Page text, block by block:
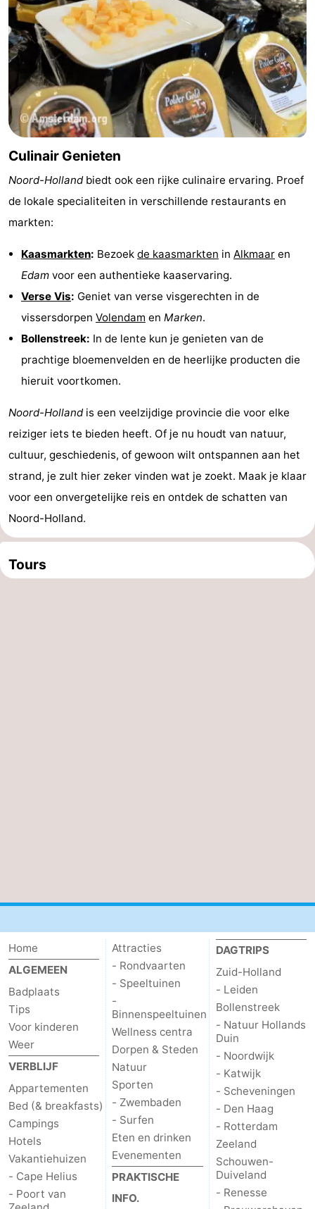
Culinair Genieten
Noord-Hollandbiedt ook een rijke culinaire ervaring. Proef
de lokale specialiteiten in verschillende restaurants en
markten:
Kaasmarkten: Bezoek de kaasmarkten in Alkmaar en
Edam voor een authentieke kaaservaring.
Verse Vis: Geniet van verse visgerechten in de
vissersdorpen Volendam en Marken.
Bollenstreek: In de lente kun je genieten van de
prachtige bloemenvelden en de heerlijke producten die
hieruit voortkomen.
Noord-Hollandis een veelzijdige provincie die voor elke
reiziger iets te bieden heeft. Of je nu houdt van natuur,
cultuur, geschiedenis, of gewoon wilt ontspannen aan het
strand, je zult hier zeker vinden wat je zoekt. Maak je klaar
voor een onvergetelijke reis en ontdek de schatten van
Noord-Holland.
Tours
Home
ALGEMEEN
Badplaats
Tips
Voor kinderen
Weer
VERBLIJF
Appartementen
Bed (& breakfasts)
Campings
Hotels
Vakantiehuizen
- Cape Helius
- Poort van
Attracties
- Rondvaarten
- Speeltuinen
-
Binnenspeeltuinen
Wellness centra
Dorpen & Steden
Natuur
Sporten
- Zwembaden
- Surfen
Eten en drinken
Evenementen
PRAKTISCHE
INFO.
DAGTRIPS
Zuid-Holland
- Leiden
Bollenstreek
- Natuur Hollands
Duin
- Noordwijk
- Katwijk
- Scheveningen
- Den Haag
- Rotterdam
Zeeland
Schouwen-
Duiveland
- Renesse